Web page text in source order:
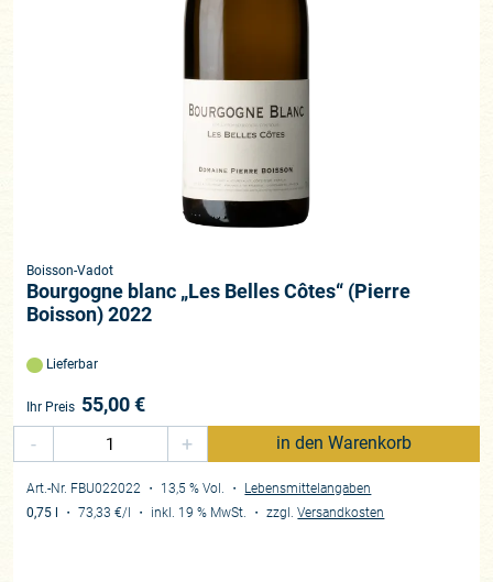
Boisson-Vadot
Bourgogne blanc „Les Belles Côtes“ (Pierre
Boisson) 2022
Lieferbar
Ihr Preis 55,00€
-
+ in den Warenkorb
Art.-Nr. FBU022022 ・ 13,5 % Vol. ・ Lebensmittelangaben
0,75 l
・73,33 €/l ・ inkl. 19 % MwSt. ・zzgl.Versandkosten